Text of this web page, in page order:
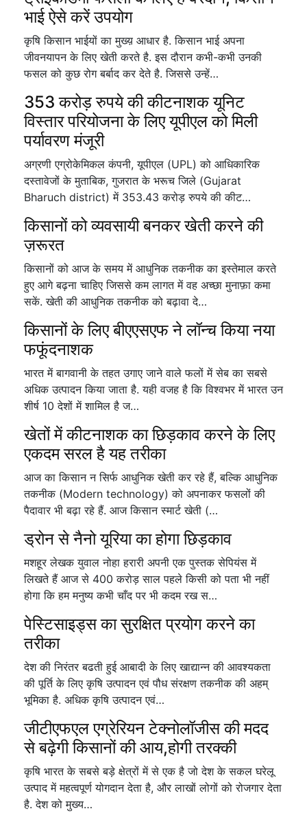
भाई ऐसे करें उपयोग
कृषि किसान भाईयों का मुख्य़ आधार है. किसान भाई अपना
जीवनयापन के लिए खेती करते है. इस दौरान कभी-कभी उनकी
फसल को कुछ रोग बर्बाद कर देते है. जिससे उन्हें…
353 करोड़ रुपये की कीटनाशक यूनिट
विस्तार परियोजना के लिए यूपीएल को मिली
पर्यावरण मंजूरी
अग्रणी एग्रोकेमिकल कंपनी, यूपीएल (UPL) को आधिकारिक
दस्तावेजों के मुताबिक, गुजरात के भरूच जिले (Gujarat
Bharuch district) में 353.43 करोड़ रुपये की कीट…
किसानों को व्यवसायी बनकर खेती करने की
ज़रूरत
किसानों को आज के समय में आधुनिक तकनीक का इस्तेमाल करते
हुए आगे बढ़ना चाहिए जिससे कम लागत में वह अच्छा मुनाफ़ा कमा
सकें. खेती की आधुनिक तकनीक को बढ़ावा दे…
किसानों के लिए बीएएसएफ ने लॉन्च किया नया
फफूंदनाशक
भारत में बागवानी के तहत उगाए जाने वाले फलों में सेब का सबसे
अधिक उत्पादन किया जाता है. यही वजह है कि विश्वभर में भारत उन
शीर्ष 10 देशों में शामिल है ज…
खेतों में कीटनाशक का छिड़काव करने के लिए
एकदम सरल है यह तरीका
आज का किसान न सिर्फ आधुनिक खेती कर रहे हैं, बल्कि आधुनिक
तकनीक (Modern technology) को अपनाकर फसलों की
पैदावार भी बढ़ा रहे हैं. आज किसान स्मार्ट खेती (…
ड्रोन से नैनो यूरिया का होगा छिड़काव
मशहूर लेखक युवाल नोहा हरारी अपनी एक पुस्तक सेपियंस में
लिखते हैं आज से 400 करोड़ साल पहले किसी को पता भी नहीं
होगा कि हम मनुष्य कभी चाँद पर भी कदम रख स…
पेस्टिसाइड्स का सुरक्षित प्रयोग करने का
तरीका
देश की निरंतर बढती हुई आबादी के लिए खाद्यान्न की आवश्यकता
की पूर्ति के लिए कृषि उत्पादन एवं पौध संरक्षण तकनीक की अहम्
भूमिका है. अधिक कृषि उत्पादन एवं…
जीटीएफएल एग्रेरियन टेक्नोलॉजीस की मदद
से बढ़ेगी किसानों की आय,होगी तरक्की
कृषि भारत के सबसे बड़े क्षेत्रों में से एक है जो देश के सकल घरेलू
उत्पाद में महत्वपूर्ण योगदान देता है, और लाखों लोगों को रोजगार देता
है. देश को मुख्य…